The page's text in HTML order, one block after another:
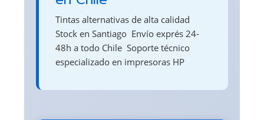
Tintas alternativas de alta calidad 
Stock en Santiago  Envío exprés 24-
48h a todo Chile  Soporte técnico
especializado en impresoras HP